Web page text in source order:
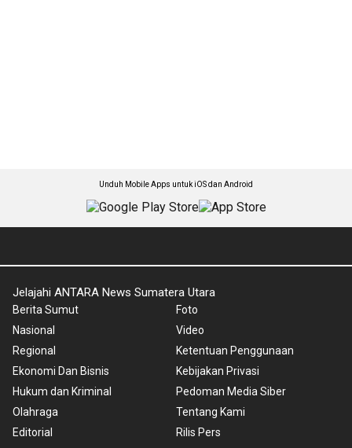
Unduh Mobile Apps untuk iOS dan Android
Jelajahi ANTARA News Sumatera Utara
Berita Sumut
Nasional
Regional
Ekonomi Dan Bisnis
Hukum dan Kriminal
Olahraga
Editorial
Foto
Video
Ketentuan Penggunaan
Kebijakan Privasi
Pedoman Media Siber
Tentang Kami
Rilis Pers